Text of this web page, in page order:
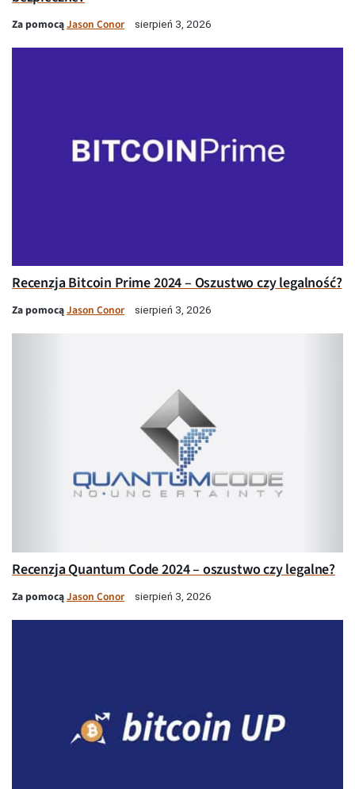
Za pomocąJason Conor sierpień 3, 2026
Recenzja Bitcoin Prime 2024 – Oszustwo czy legalność?
Za pomocąJason Conor sierpień 3, 2026
Recenzja Quantum Code 2024 – oszustwo czy legalne?
Za pomocąJason Conor sierpień 3, 2026